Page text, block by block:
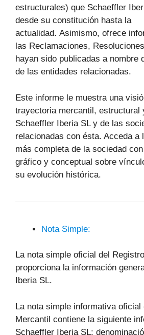
estructurales) que Schaeffler
desde su constitución hasta la
actualidad. Asimismo, ofrece
las Reclamaciones,
hayan sido publicadas a nombre
de las entidades relacionadas.
Este informe le muestra una
trayectoria mercantil, estructural
Schaeffler Iberia SL y de las
relacionadas con ésta. Acceda a
más completa de la sociedad
gráfico y conceptual sobre
su evolución histórica.
Nota Simple:
La nota simple oficial del
proporciona la información
Iberia SL.
La nota simple informativa oficial
Mercantil contiene la siguiente
Schaeffler Iberia SL: